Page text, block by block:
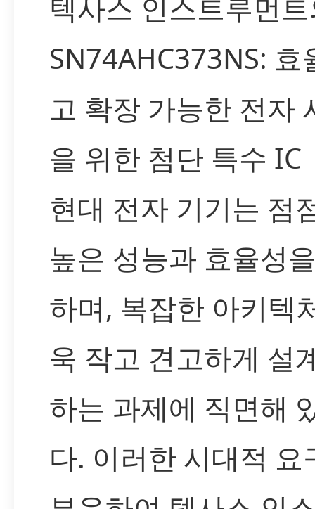
텍사스 인스트루먼
SN74AHC373NS: 효
고 확장 가능한 전자
을 위한 첨단 특수 IC
현대 전자 기기는 점
높은 성능과 효율성
하며, 복잡한 아키텍
욱 작고 견고하게 설
하는 과제에 직면해
다. 이러한 시대적 요